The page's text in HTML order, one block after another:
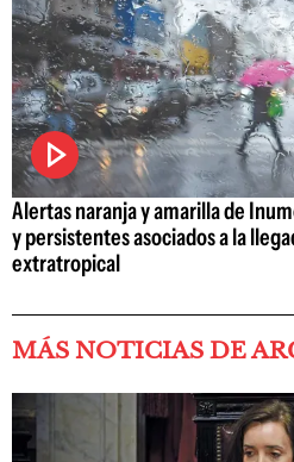
Alertas naranja y amarilla de
y persistentes asociados a la
extratropical
MÁS NOTICIAS DE